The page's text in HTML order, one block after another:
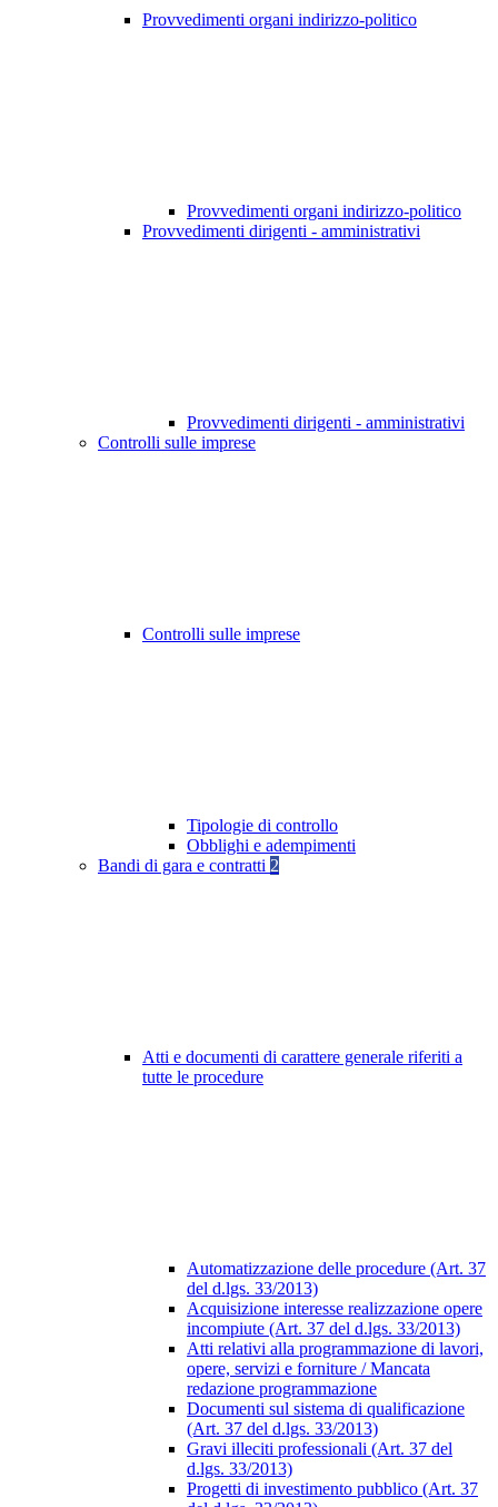
Provvedimenti organi indirizzo-politico
Provvedimenti organi indirizzo-politico
Provvedimenti dirigenti - amministrativi
Provvedimenti dirigenti - amministrativi
Controlli sulle imprese
Controlli sulle imprese
Tipologie di controllo
Obblighi e adempimenti
Bandi di gara e contratti 2
Atti e documenti di carattere generale riferiti a
tutte le procedure
Automatizzazione delle procedure (Art. 37
del d.lgs. 33/2013)
Acquisizione interesse realizzazione opere
incompiute (Art. 37 del d.lgs. 33/2013)
Atti relativi alla programmazione di lavori,
opere, servizi e forniture / Mancata
redazione programmazione
Documenti sul sistema di qualificazione
(Art. 37 del d.lgs. 33/2013)
Gravi illeciti professionali (Art. 37 del
d.lgs. 33/2013)
Progetti di investimento pubblico (Art. 37